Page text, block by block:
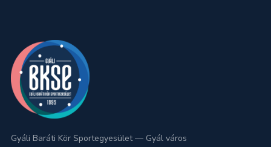
Gyáli Baráti Kör Sportegyesület — Gyál város